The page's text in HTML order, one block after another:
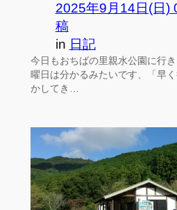
2025年9月14日(日)
稿
in 日記
今日もおちばの里親水公園に行
曜日は分かるみたいです、「早
かしてき…